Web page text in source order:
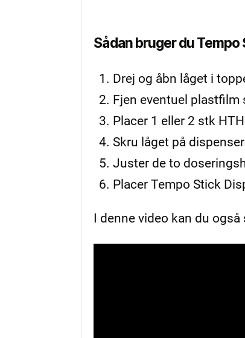
Sådan bruger du Tempo
Drej og åbn låget i
Fjen eventuel plastfilm
Placer 1 eller 2 stk
Skru låget på
Juster de to
Placer Tempo Stick
I denne video kan du